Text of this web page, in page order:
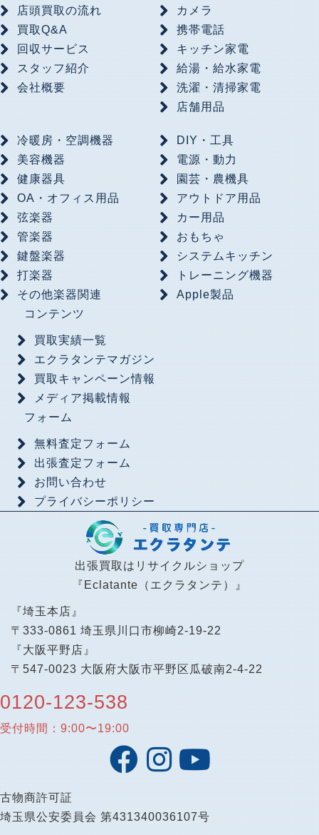
店頭買取の流れ
買取Q&A
回収サービス
スタッフ紹介
会社概要
カメラ
携帯電話
キッチン家電
給湯・給水家電
洗濯・清掃家電
店舗用品
冷暖房・空調機器
美容機器
健康器具
OA・オフィス用品
弦楽器
管楽器
鍵盤楽器
打楽器
その他楽器関連
DIY・工具
電源・動力
園芸・農機具
アウトドア用品
カー用品
おもちゃ
システムキッチン
トレーニング機器
Apple製品
コンテンツ
買取実績一覧
エクラタンテマガジン
買取キャンペーン情報
メディア掲載情報
フォーム
無料査定フォーム
出張査定フォーム
お問い合わせ
プライバシーポリシー
出張買取はリサイクルショップ
『Eclatante（エクラタンテ）』
『埼玉本店』
〒333-0861 埼玉県川口市柳崎2-19-22
『大阪平野店』
〒547-0023 大阪府大阪市平野区瓜破南2-4-22
0120-123-538
受付時間：9:00〜19:00
古物商許可証
埼玉県公安委員会 第431340036107号